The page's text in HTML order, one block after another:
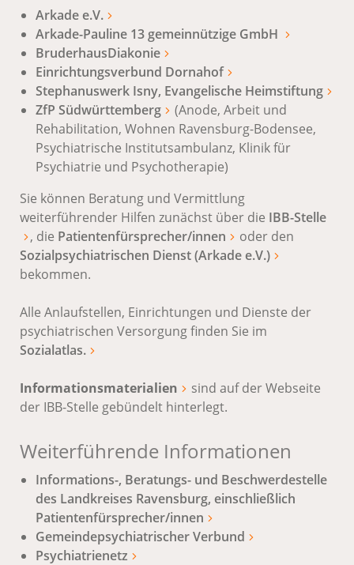
Arkade e.V.
Arkade-Pauline 13 gemeinnützige GmbH
BruderhausDiakonie
Einrichtungsverbund Dornahof
Stephanuswerk Isny, Evangelische Heimstiftung
ZfP Südwürttemberg
(Anode, Arbeit und
Rehabilitation, Wohnen Ravensburg-Bodensee,
Psychiatrische Institutsambulanz, Klinik für
Psychiatrie und Psychotherapie)
Sie können Beratung und Vermittlung
weiterführender Hilfen zunächst über die IBB-Stelle
, die Patientenfürsprecher/innen
oder den
Sozialpsychiatrischen Dienst (Arkade e.V.)
bekommen.
Alle Anlaufstellen, Einrichtungen und Dienste der
psychiatrischen Versorgung finden Sie im
Sozialatlas.
Informationsmaterialien
sind auf der Webseite
der IBB-Stelle gebündelt hinterlegt.
Weiterführende Informationen
Informations-, Beratungs- und Beschwerdestelle
des Landkreises Ravensburg, einschließlich
Patientenfürsprecher/innen
Gemeindepsychiatrischer Verbund
Psychiatrienetz